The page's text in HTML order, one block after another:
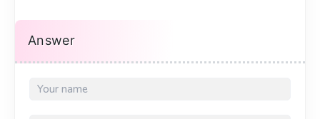
Answer